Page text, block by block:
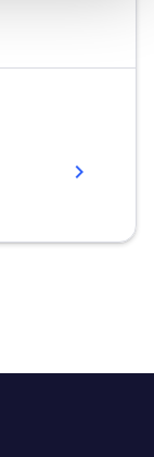
chevron_right